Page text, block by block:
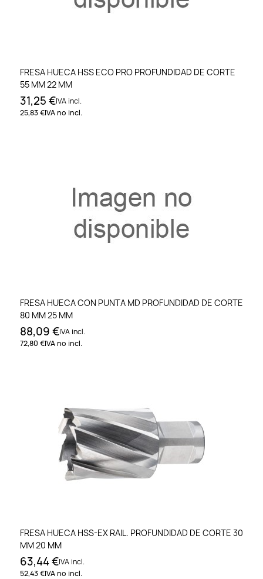
FRESA HUECA HSS ECO PRO PROFUNDIDAD DE CORTE
55 MM 22 MM
31,25 €IVA incl.
25,83 €IVA no incl.
FRESA HUECA CON PUNTA MD PROFUNDIDAD DE CORTE
80 MM 25 MM
88,09 €IVA incl.
72,80 €IVA no incl.
FRESA HUECA HSS-EX RAIL. PROFUNDIDAD DE CORTE 30
MM 20 MM
63,44 €IVA incl.
52,43 €IVA no incl.